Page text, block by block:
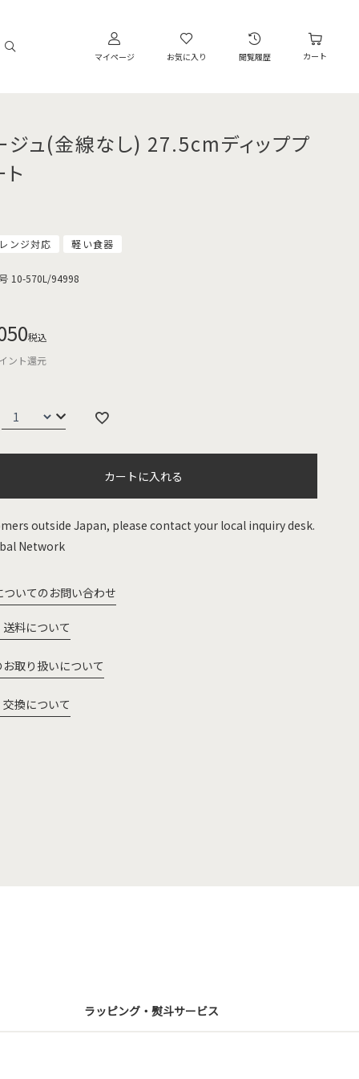
マイページ お気に入り 閲覧履歴 カート
ジュ(金線なし) 27.5cmディッププ
ト
ンジ対応 軽い食器
10-570L/94998
税込
ント還元
カートに入れる
outside Japan, please contact your local inquiry desk.
Network
ついてのお問い合わせ
料について
お取り扱いについて
換について
ラッピング・熨斗サービス